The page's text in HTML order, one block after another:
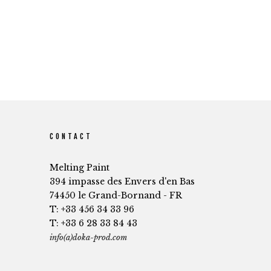
CONTACT
Melting Paint
394 impasse des Envers d'en Bas
74450 le Grand-Bornand - FR
T: +33 456 34 33 96
T: +33 6 28 33 84 43
info(a)doka-prod.com